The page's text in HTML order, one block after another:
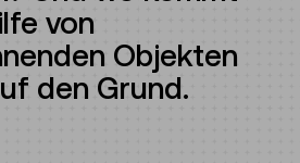
von
Objekten
den Grund.